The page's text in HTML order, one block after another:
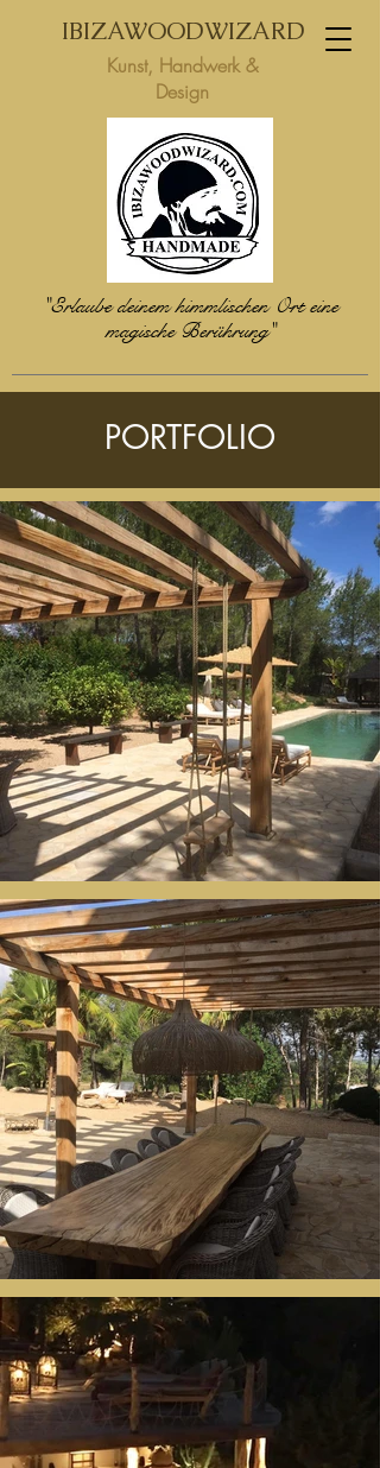
IBIZAWOODWIZARD
Kunst, Handwerk &
Design
"Erlaube deinem himmlischen Ort eine
magische Berührung"
PORTFOLIO